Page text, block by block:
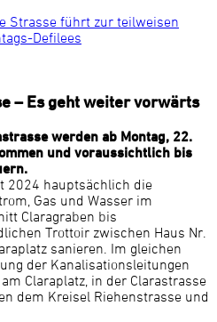
Strasse führt zur teilweisen
Defilees
– Es geht weiter vorwärts
werden ab Montag, 22.
und voraussichtlich bis
2024 hauptsächlich die
Gas und Wasser im
Claragraben bis
Trottoir zwischen Haus Nr.
sanieren. Im gleichen
der Kanalisationsleitungen
Claraplatz, in der Clarastrasse
dem Kreisel Riehenstrasse und